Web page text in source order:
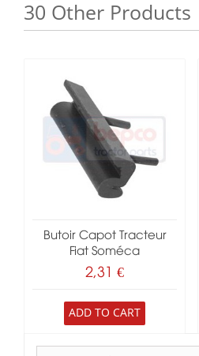
30 Other Products
Butoir Capot Tracteur
Fiat Soméca
2,31 €
ADD TO CART